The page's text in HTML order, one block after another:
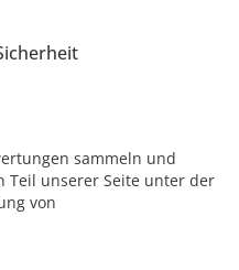
sammeln und
Teil unserer Seite unter der
von